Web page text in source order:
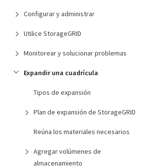
Configurar y administrar
Utilice StorageGRID
Monitorear y solucionar problemas
Expandir una cuadrícula
Tipos de expansión
Plan de expansión de StorageGRID
Reúna los materiales necesarios
Agregar volúmenes de
almacenamiento